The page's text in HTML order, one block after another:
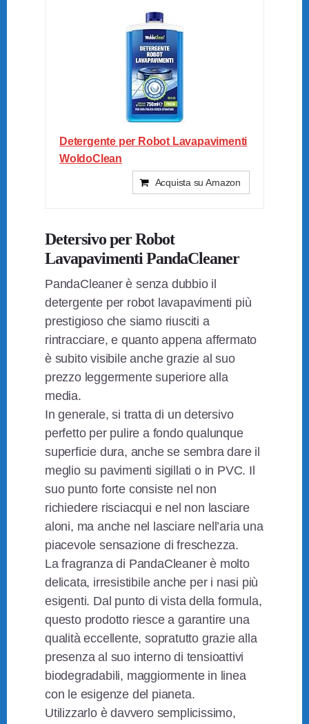
Detergente per Robot Lavapavimenti
WoldoClean
Acquista su Amazon
Detersivo per Robot
Lavapavimenti PandaCleaner
PandaCleaner è senza dubbio il
detergente per robot lavapavimenti più
prestigioso che siamo riusciti a
rintracciare, e quanto appena affermato
è subito visibile anche grazie al suo
prezzo leggermente superiore alla
media.
In generale, si tratta di un detersivo
perfetto per pulire a fondo qualunque
superficie dura, anche se sembra dare il
meglio su pavimenti sigillati o in PVC. Il
suo punto forte consiste nel non
richiedere risciacqui e nel non lasciare
aloni, ma anche nel lasciare nell’aria una
piacevole sensazione di freschezza.
La fragranza di PandaCleaner è molto
delicata, irresistibile anche per i nasi più
esigenti. Dal punto di vista della formula,
questo prodotto riesce a garantire una
qualità eccellente, sopratutto grazie alla
presenza al suo interno di tensioattivi
biodegradabili, maggiormente in linea
con le esigenze del pianeta.
Utilizzarlo è davvero semplicissimo,